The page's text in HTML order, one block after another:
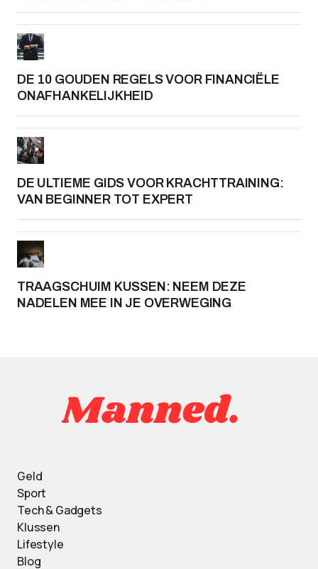
DE 10 GOUDEN REGELS VOOR FINANCIËLE
ONAFHANKELIJKHEID
DE ULTIEME GIDS VOOR KRACHTTRAINING:
VAN BEGINNER TOT EXPERT
TRAAGSCHUIM KUSSEN: NEEM DEZE
NADELEN MEE IN JE OVERWEGING
Geld
Sport
Tech & Gadgets
Klussen
Lifestyle
Blog